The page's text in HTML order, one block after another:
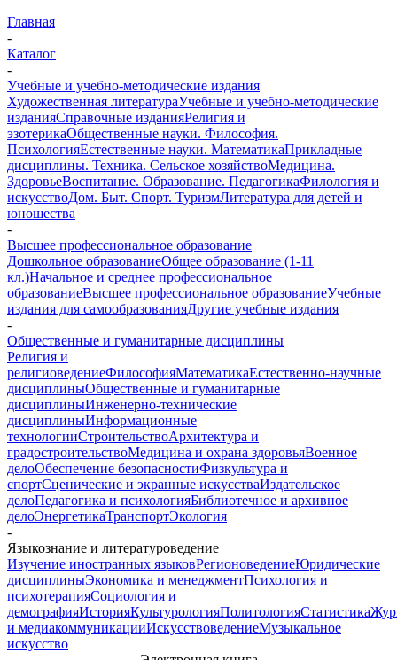
Главная
-
Каталог
-
Учебные и учебно-методические издания
Художественная литератураУчебные и учебно-методические
изданияСправочные изданияРелигия и
эзотерикаОбщественные науки. Философия.
ПсихологияЕстественные науки. МатематикаПрикладные
дисциплины. Техника. Сельское хозяйствоМедицина.
ЗдоровьеВоспитание. Образование. ПедагогикаФилология и
искусствоДом. Быт. Спорт. ТуризмЛитература для детей и
юношества
-
Высшее профессиональное образование
Дошкольное образованиеОбщее образование (1-11
кл.)Начальное и среднее профессиональное
образованиеВысшее профессиональное образованиеУчебные
издания для самообразованияДругие учебные издания
-
Общественные и гуманитарные дисциплины
Религия и
религиоведениеФилософияМатематикаЕстественно-научные
дисциплиныОбщественные и гуманитарные
дисциплиныИнженерно-технические
дисциплиныИнформационные
технологииСтроительствоАрхитектура и
градостроительствоМедицина и охрана здоровьяВоенное
делоОбеспечение безопасностиФизкультура и
спортСценические и экранные искусстваИздательское
делоПедагогика и психологияБиблиотечное и архивное
делоЭнергетикаТранспортЭкология
-
Языкознание и литературоведение
Изучение иностранных языковРегионоведениеЮридические
дисциплиныЭкономика и менеджментПсихология и
психотерапияСоциология и
демографияИсторияКультурологияПолитологияСтатистика
и медиакоммуникацииИскусствоведениеМузыкальное
искусство